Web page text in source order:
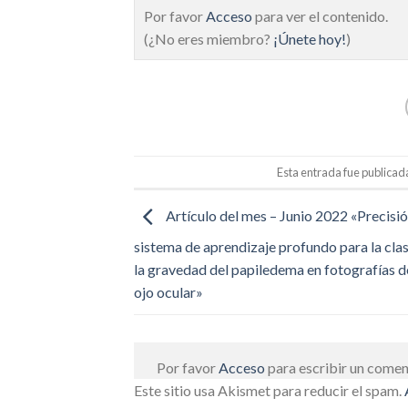
Por favorAcceso para ver el contenido.
(¿No eres miembro? ¡Únete hoy!)
Esta entrada fue
Artículo del mes – Junio 2022
sistema de aprendizaje profundo para la
la gravedad del papiledema en fotografías
ojo ocular»
Por favor Acceso para escribir un
Este sitio usa Akismet para reducir el spam.